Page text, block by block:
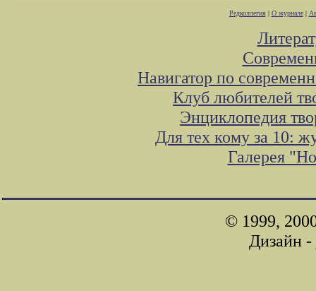
Редколлегия| О журнале|
Навигатор по
Клуб любителей
Энциклопедия
Для тех кому за 10:
Галерея
© 1999,
Дизайн -